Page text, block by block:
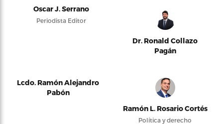
Oscar J. Serrano
Periodista Editor
Dr. Ronald Collazo
Pagán
Lcdo. Ramón Alejandro
Pabón
Ramón L. Rosario Cortés
Política y derecho